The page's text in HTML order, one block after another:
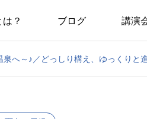
？ ブログ 講演
泉へ～♪／どっしり構え、ゆっくりと